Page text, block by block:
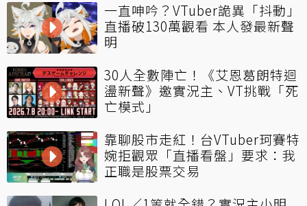
一直呻吟？VTuber詭異「抖動」
直播破130萬觀看 本人發最新聲
明
30人全數陣亡！《艾恩葛朗特迴
盪新聲》邀實況主、VT挑戰「死
亡模式」
靠聊股市走紅！台VTuber珂賽特
婉拒觀眾「直播看盤」要求：我
正職是股票交易